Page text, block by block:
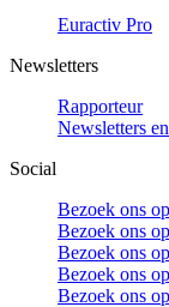
Euractiv Pro
Newsletters
Rapporteur
Newsletters
Social
Bezoek ons
Bezoek ons
Bezoek ons
Bezoek ons
Bezoek ons